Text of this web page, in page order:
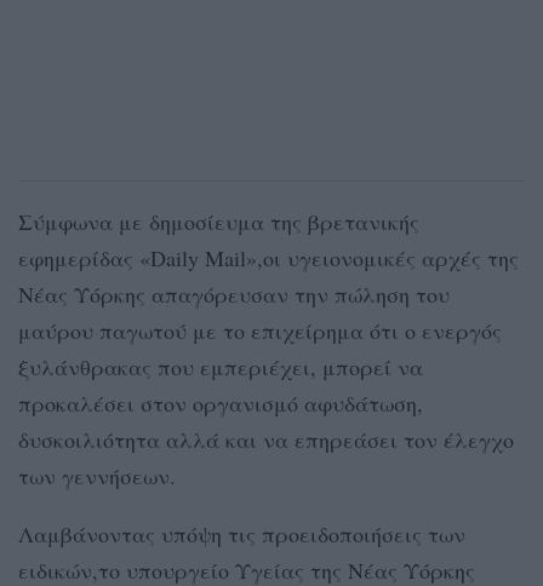
Σύμφωνα με δημοσίευμα της βρετανικής
εφημερίδας «Daily Mail»,οι υγειονομικές αρχές της
Νέας Υόρκης απαγόρευσαν την πώληση του
μαύρου παγωτού με το επιχείρημα ότι ο ενεργός
ξυλάνθρακας που εμπεριέχει, μπορεί να
προκαλέσει στον οργανισμό αφυδάτωση,
δυσκοιλιότητα αλλά και να επηρεάσει τον έλεγχο
των γεννήσεων.
Λαμβάνοντας υπόψη τις προειδοποιήσεις των
ειδικών,το υπουργείο Υγείας της Νέας Υόρκης